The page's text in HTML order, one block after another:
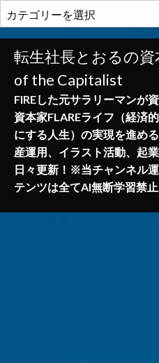
ン
テ
テ
転生社長とおるの資
of the Capitalist
FIREした元サラリーマンが
資本家FLAREライフ（経済
にする人生）の実現を進め
産運用、イラスト活動、起
日々更新！※当チャンネル
テンツは全てAI無断学習禁止